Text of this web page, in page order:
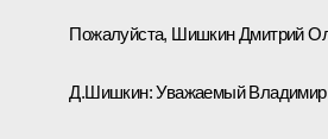
Пожалуйста, Шишкин Дмитрий
Д.Шишкин:Уважаемый